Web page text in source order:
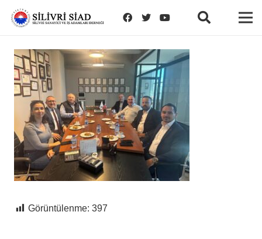
Görüntülenme: 397